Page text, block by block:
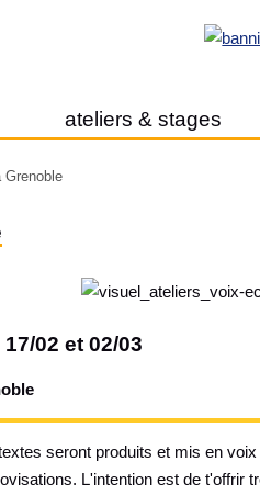
ateliers & stages
02 et 02/03
seront produits et mis en
L'intention est de t'offrir